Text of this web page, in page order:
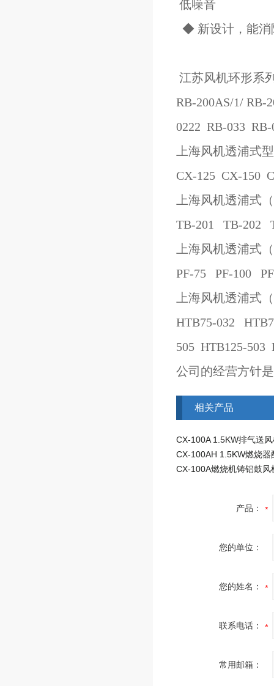
低噪音
◆ 新设计，能消
江苏风机环形系
RB-200AS/1/
0222 RB-033
上海风机
CX-125 CX-150
上海风机透浦式
TB-201 TB-202
上海风机透浦式
PF-75 PF-100
上海风机透浦式
HTB75-032
505 HTB125-503
公司的经营方针
相关产品
CX-100A燃烧机铸铝鼓风
产品：
您的单位：
您的姓名：
联系电话：
常用邮箱：